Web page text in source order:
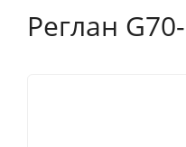
Реглан